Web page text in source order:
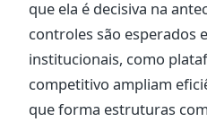
que ela é decisiva na
controles são esperados
institucionais, como
competitivo ampliam
que forma estruturas